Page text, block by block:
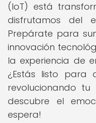
(IoT) está
disfrutamos del
Prepárate para
innovación
la experiencia de
¿Estás listo para
revolucionando tu
descubre el
espera!